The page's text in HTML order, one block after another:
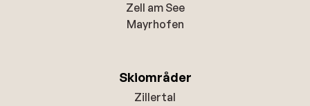
Zell am See
Mayrhofen
Skiområder
Zillertal